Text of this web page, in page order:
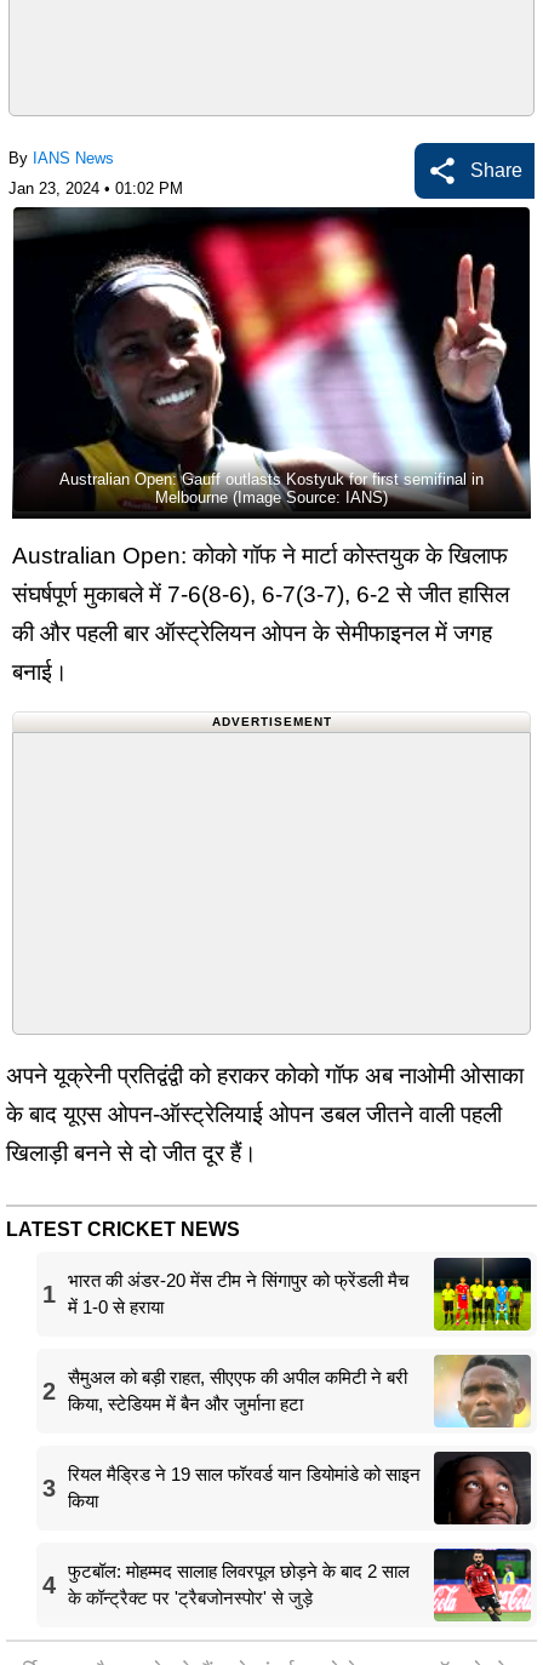
By IANS News
Jan 23, 2024 • 01:02 PM
Share
Australian Open: Gauff outlasts Kostyuk for first semifinal in
Melbourne (Image Source: IANS)
Australian Open: कोको गॉफ ने मार्टा कोस्तयुक के खिलाफ
संघर्षपूर्ण मुकाबले में 7-6(8-6), 6-7(3-7), 6-2 से जीत हासिल
की और पहली बार ऑस्ट्रेलियन ओपन के सेमीफाइनल में जगह
बनाई।
ADVERTISEMENT
अपने यूक्रेनी प्रतिद्वंद्वी को हराकर कोको गॉफ अब नाओमी ओसाका
के बाद यूएस ओपन-ऑस्ट्रेलियाई ओपन डबल जीतने वाली पहली
खिलाड़ी बनने से दो जीत दूर हैं।
LATEST CRICKET NEWS
1
भारत की अंडर-20 मेंस टीम ने सिंगापुर को फ्रेंडली मैच
में 1-0 से हराया
2
सैमुअल को बड़ी राहत, सीएएफ की अपील कमिटी ने बरी
किया, स्टेडियम में बैन और जुर्माना हटा
3
रियल मैड्रिड ने 19 साल फॉरवर्ड यान डियोमांडे को साइन
किया
4
फुटबॉल: मोहम्मद सालाह लिवरपूल छोड़ने के बाद 2 साल
के कॉन्ट्रैक्ट पर 'ट्रैबजोनस्पोर' से जुड़े